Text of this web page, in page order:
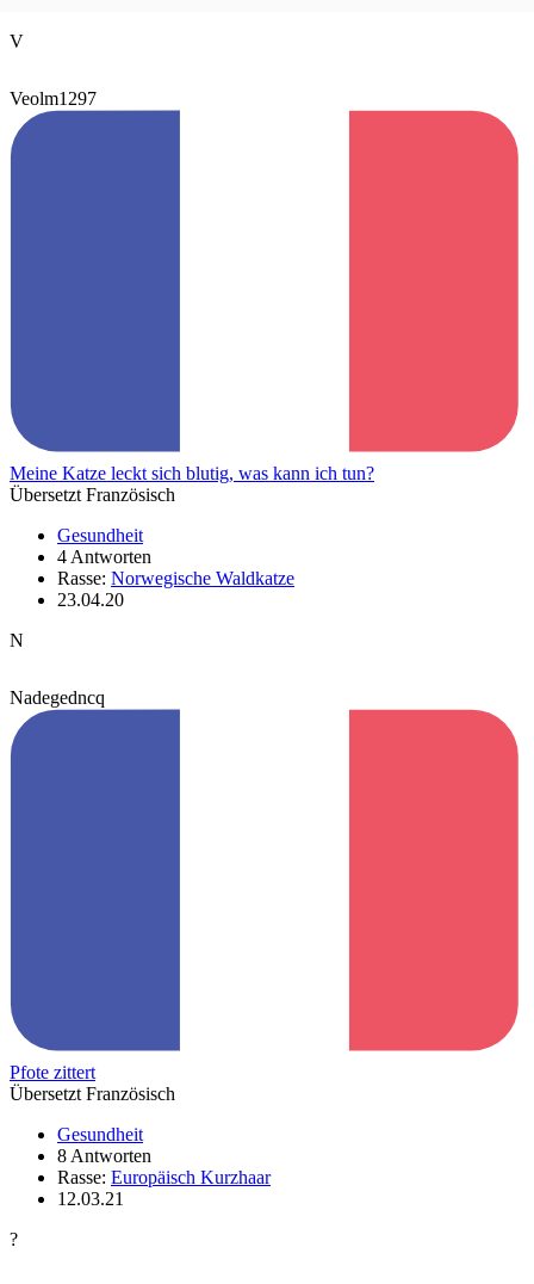
V
Veolm1297
Meine Katze leckt sich blutig, was kann ich tun?
Übersetzt Französisch
Gesundheit
4 Antworten
Rasse: Norwegische Waldkatze
23.04.20
N
Nadegedncq
Pfote zittert
Übersetzt Französisch
Gesundheit
8 Antworten
Rasse: Europäisch Kurzhaar
12.03.21
?